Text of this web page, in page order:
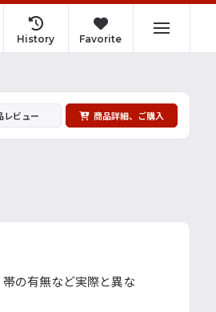
History Favorite
レビュー 商品詳細、ご購入
の有無など実際と異な